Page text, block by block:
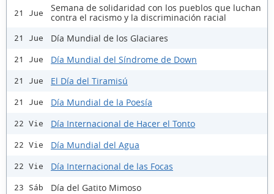
21 Jue
Semana de solidaridad con los pueblos que luchan
contra el racismo y la discriminación racial
21 Jue Día Mundial de los Glaciares
21 Jue Día Mundial del Síndrome de Down
21 Jue El Día del Tiramisú
21 Jue Día Mundial de la Poesía
22 Vie Día Internacional de Hacer el Tonto
22 Vie Día Mundial del Agua
22 Vie Día Internacional de las Focas
23 Sáb Día del Gatito Mimoso